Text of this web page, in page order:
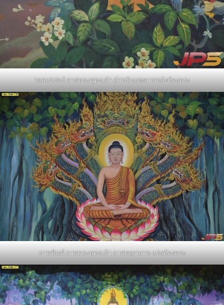
วอลเปเปอร์ ลายพระพุทธเจ้า สำหรับแต่งฉากหลังห้องพระ
ภาพพิมพ์ ลายพระพุทธเจ้า ลายพญานาค แต่งห้องพระ